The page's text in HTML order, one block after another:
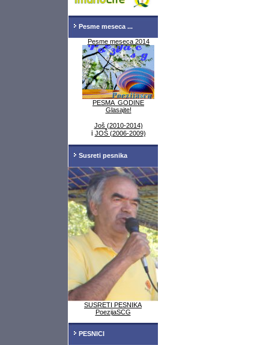
Pesme meseca ...
Pesme meseca 2014
PESMA GODINE
Glasajte!
Još (2010-2014)
i JOŠ (2006-2009)
Susreti pesnika
SUSRETI PESNIKA
PoezijaSCG
PESNICI